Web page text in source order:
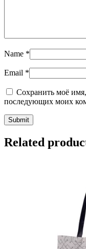
Name *
Email *
Сохранить моё имя,
последующих моих
Related